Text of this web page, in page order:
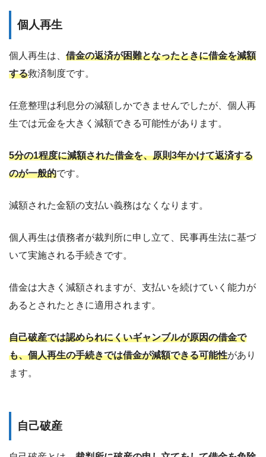
個人再生
個人再生は、 借金の返済が困難となったときに借金を減額
する救済制度です。
任意整理は利息分の減額しかできませんでしたが、個人再
生では元金を大きく減額できる可能性があります。
5分の1程度に減額された借金を、原則3年かけて返済する
のが一般的です。
減額された金額の支払い義務はなくなります。
個人再生は債務者が裁判所に申し立て、民事再生法に基づ
いて実施される手続きです。
借金は大きく減額されますが、支払いを続けていく能力が
あるとされたときに適用されます。
自己破産では認められにくいギャンブルが原因の借金で
も、個人再生の手続きでは借金が減額できる可能性があり
ます。
自己破産